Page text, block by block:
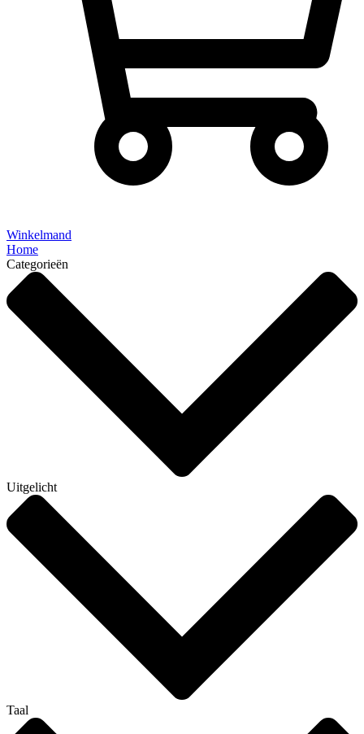
Winkelmand
Home
Categorieën
Uitgelicht
Taal